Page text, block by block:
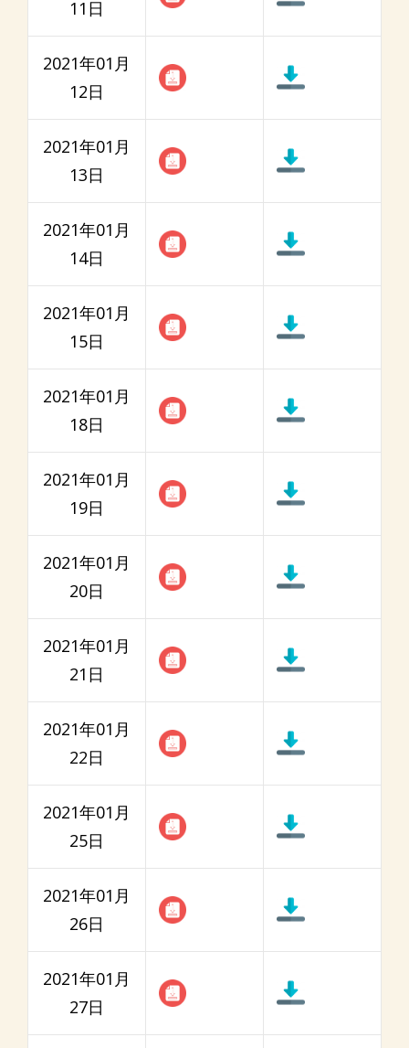
11日
2021年01月
12日
2021年01月
13日
2021年01月
14日
2021年01月
15日
2021年01月
18日
2021年01月
19日
2021年01月
20日
2021年01月
21日
2021年01月
22日
2021年01月
25日
2021年01月
26日
2021年01月
27日